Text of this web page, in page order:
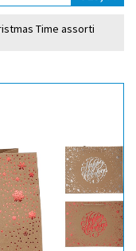
Time assorti